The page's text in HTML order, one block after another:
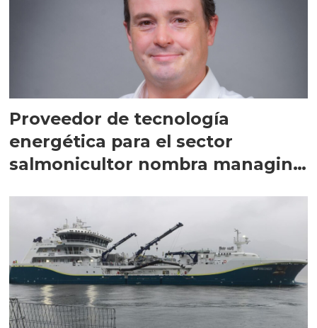
Proveedor de tecnología
energética para el sector
salmonicultor nombra managing